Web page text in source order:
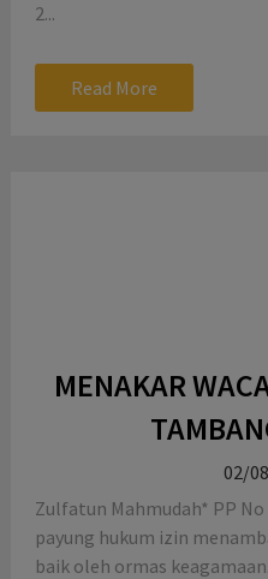
2...
Read More
MENAKAR
02/
Zulfatun Mahmudah* PP
payung hukum izin
baik oleh ormas